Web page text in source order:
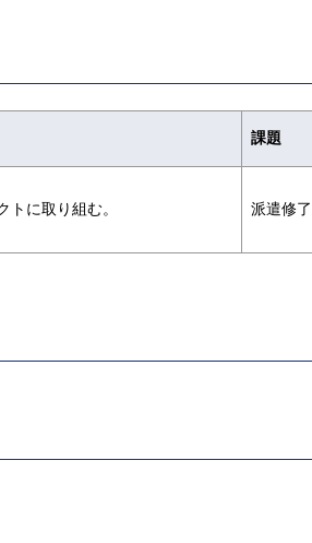
課題
に取り組む。
派遣修